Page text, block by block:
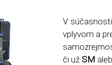
V
vplyvom a
či už SM